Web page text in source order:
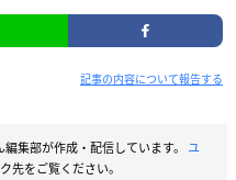
記事の内容について報告する
編集部が作成・配信しています。 ユ
先をご覧ください。